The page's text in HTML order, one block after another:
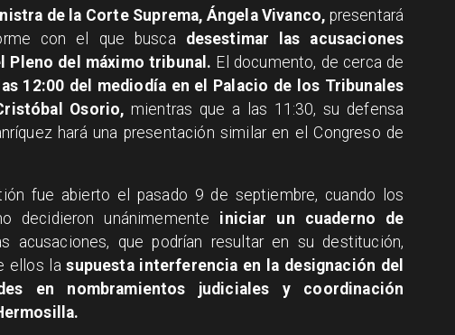
de la Corte Suprema, Ángela Vivanco, presentará
con el que busca desestimar las acusaciones
Pleno del máximo tribunal. El documento, de cerca de
12:00 del mediodía en el Palacio de los Tribunales
Osorio, mientras que a las 11:30, su defensa
hará una presentación similar en el Congreso de
fue abierto el pasado 9 de septiembre, cuando los
decidieron unánimemente iniciar un cuaderno de
acusaciones, que podrían resultar en su destitución,
ellos lasupuesta interferencia en la designación del
en nombramientos judiciales y coordinación